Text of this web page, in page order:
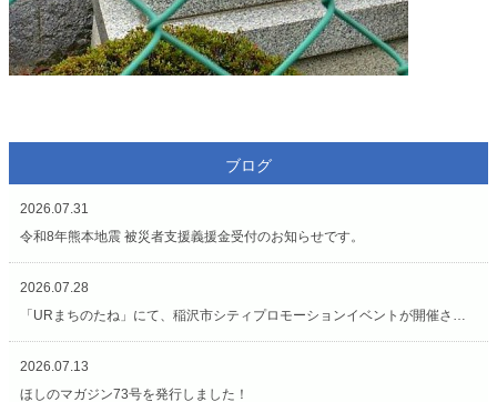
ブログ
2026.07.31
令和8年熊本地震 被災者支援義援金受付のお知らせです。
2026.07.28
「URまちのたね」にて、稲沢市シティプロモーションイベントが開催されています（7/27〜8/2）
2026.07.13
ほしのマガジン73号を発行しました！